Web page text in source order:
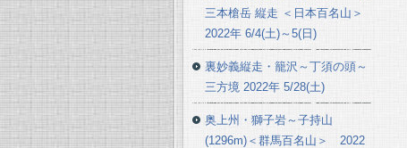
三本槍岳 縦走 ＜日本百名山＞
2022年 6/4(土)～5(日)
裏妙義縦走・籠沢～丁須の頭～
三方境 2022年 5/28(土)
奥上州・獅子岩～子持山
(1296m)＜群馬百名山＞ 2022